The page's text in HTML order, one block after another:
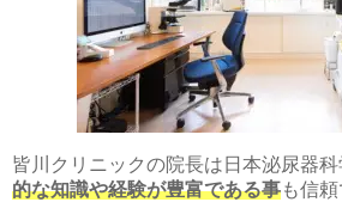
皆川クリニックの院長は日本泌尿器科
的な知識や経験が豊富である事も信